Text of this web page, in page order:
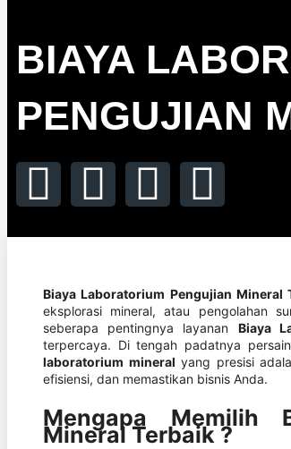
BIAYA
PENGUJIAN
Biaya Laboratorium Pengujian Mineral
eksplorasi mineral, atau pengolahan
seberapa pentingnya layanan Biaya
terpercaya. Di tengah padatnya
laboratorium mineral yang presisi
efisiensi, dan memastikan bisnis Anda.
Mengapa Memilih
Mineral Terbaik ?